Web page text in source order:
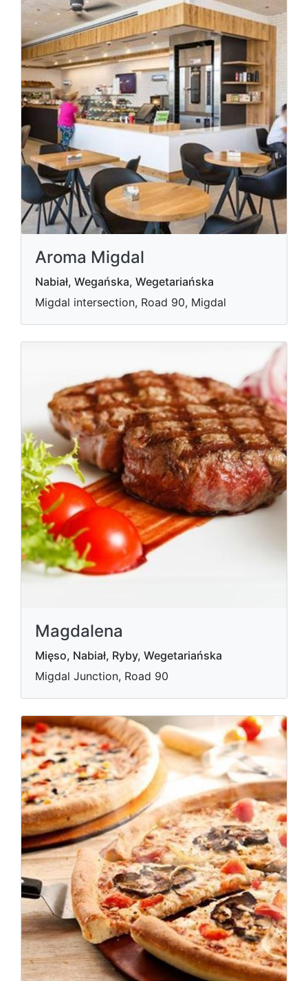
Aroma Migdal
Nabiał, Wegańska, Wegetariańska
Migdal intersection, Road 90, Migdal
Magdalena
Mięso, Nabiał, Ryby, Wegetariańska
Migdal Junction, Road 90